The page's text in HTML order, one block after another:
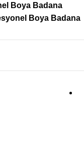
Boya Badana
Boya Badana